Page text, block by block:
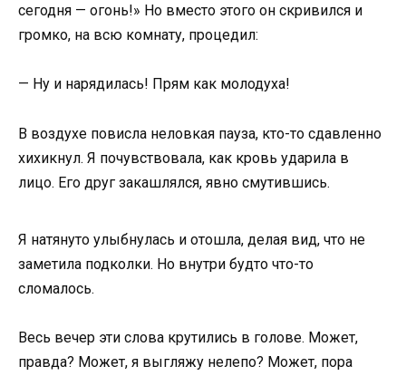
сегодня — огонь!» Но вместо этого он скривился и
громко, на всю комнату, процедил:
— Ну и нарядилась! Прям как молодуха!
В воздухе повисла неловкая пауза, кто-то сдавленно
хихикнул. Я почувствовала, как кровь ударила в
лицо. Его друг закашлялся, явно смутившись.
Я натянуто улыбнулась и отошла, делая вид, что не
заметила подколки. Но внутри будто что-то
сломалось.
Весь вечер эти слова крутились в голове. Может,
правда? Может, я выгляжу нелепо? Может, пора